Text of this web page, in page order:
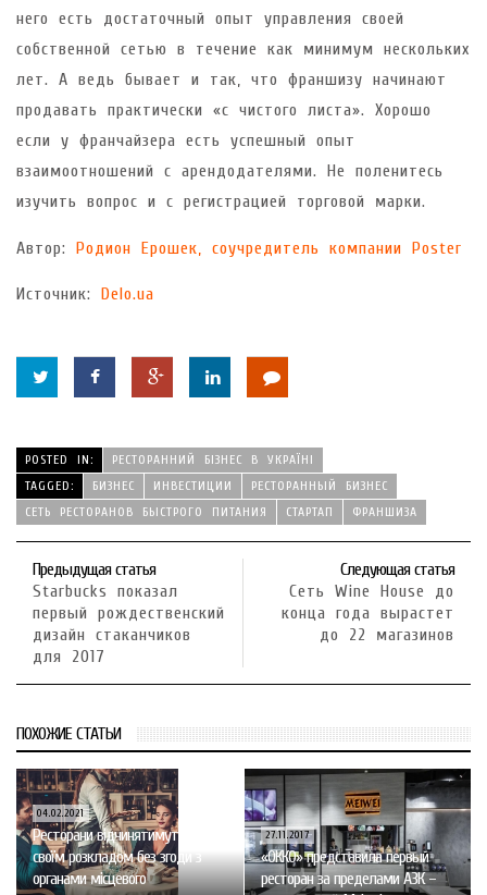
него есть достаточный опыт управления своей
собственной сетью в течение как минимум нескольких
лет. А ведь бывает и так, что франшизу начинают
продавать практически «с чистого листа». Хорошо
если у франчайзера есть успешный опыт
взаимоотношений с арендодателями. Не поленитесь
изучить вопрос и с регистрацией торговой марки.
Автор: Родион Ерошек, соучредитель компании Poster
Источник: Delo.ua
POSTED IN:
РЕСТОРАННИЙ БІЗНЕС В УКРАЇНІ
TAGGED:
БИЗНЕС ИНВЕСТИЦИИ
РЕСТОРАННЫЙ БИЗНЕС
СЕТЬ РЕСТОРАНОВ БЫСТРОГО ПИТАНИЯ
СТАРТАП ФРАНШИЗА
Предыдущая статья
Starbucks показал
первый рождественский
дизайн стаканчиков
для 2017
Следующая статья
Сеть Wine House до
конца года вырастет
до 22 магазинов
ПОХОЖИЕ СТАТЬИ
04.02.2021
Ресторани відчинятимуться за
своїм розкладом без згоди з
органами місцевого
27.11.2017
«ОККО» представила первый
ресторан за пределами АЗК –